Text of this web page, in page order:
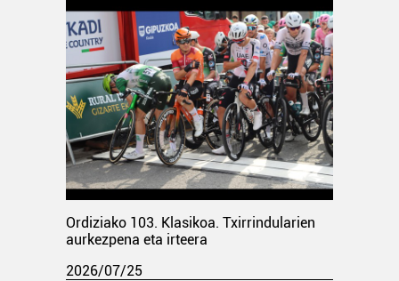
Ordiziako 103. Klasikoa. Txirrindularien
aurkezpena eta irteera
2026/07/25